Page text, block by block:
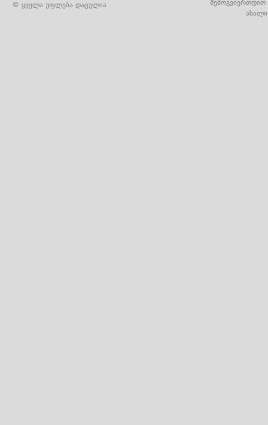
© ყველა უფლება დაცულია
შემოგვიერთდით
ახალი